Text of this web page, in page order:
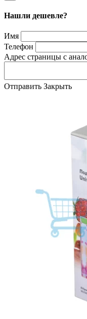
Нашли дешевле?
Имя
Телефон
Адрес страницы с
Отправить Закрыть